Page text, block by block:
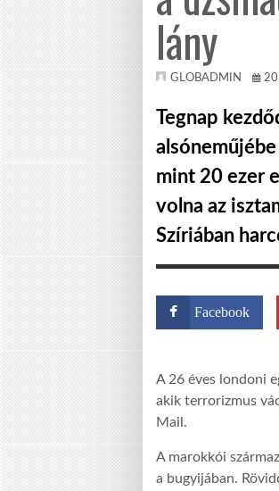
lány
GLOBADMIN
Tegnap
mint 20 ezer
volna az
Szíriában
Facebook
A 26 éves londoni
akik terrorizmus
Mail.
A marokkói
a bugyijában.